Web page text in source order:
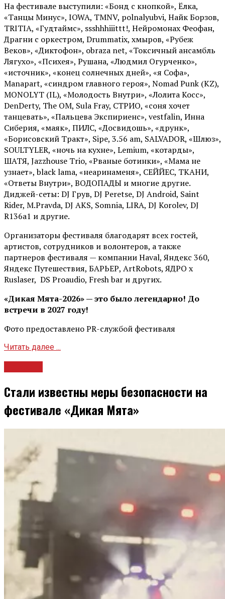
На фестивале выступили: «Бонд с кнопкой», Ёлка,
«Танцы Минус», IOWA, TMNV, polnalyubvi, Найк Борзов,
TRITIA, «Гудтаймс», ssshhhiiittt!, Нейромонах Феофан,
Драгни с оркестром, Drummatix, хмыров, «Рубеж
Веков», «Диктофон», obraza net, «Токсичный ансамбль
Лягухо», «Психея», Рушана, «Людмил Огурченко»,
«источник», «конец солнечных дней», «я Софа»,
Manapart, «синдром главного героя», Nomad Punk (KZ),
MONOLYT (IL), «Молодость Внутри», «Лолита Косс»,
DenDerty, The OM, Sula Fray, СТРИО, «соня хочет
танцевать», «Пальцева Экспириенс», vestfalin, Инна
Сиберия, «маяк», ПИЛС, «Досвидошь», «друнк»,
«Борисовский Тракт», Sipe, 3.56 am, SALVADOR, «Шлюз»,
SOULTYLER, «ночь на кухне», Lemium, «котарды»,
ШАТЯ, Jazzhouse Trio, «Рваные ботинки», «Мама не
узнает», black lama, «неаринаменя», СЕЙЙЕС, ТКАНИ,
«Ответы Внутри», ВОДОПАДЫ и многие другие.
Диджей-сеты: DJ Грув, DJ Peretse, DJ Android, Saint
Rider, М.Pravda, DJ AKS, Somnia, LIRA, DJ Korolev, DJ
R136a1 и другие.
Организаторы фестиваля благодарят всех гостей,
артистов, сотрудников и волонтеров, а также
партнеров фестиваля — компании Haval, Яндекс 360,
Яндекс Путешествия, БАРЬЕР, ArtRobots, ЯДРО х
Ruslaser, DS Proaudio, Fresh bar и других.
«Дикая Мята-2026» — это было легендарно! До
встречи в 2027 году!
Фото предоставлено PR-службой фестиваля
Читать далее ...
Стали известны меры безопасности на
фестивале «Дикая Мята»